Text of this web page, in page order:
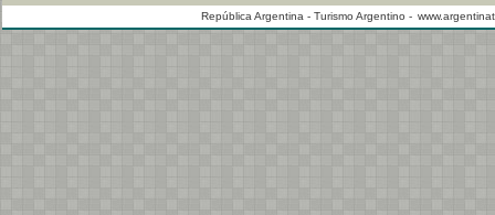
República Argentina - Turismo Argentino -